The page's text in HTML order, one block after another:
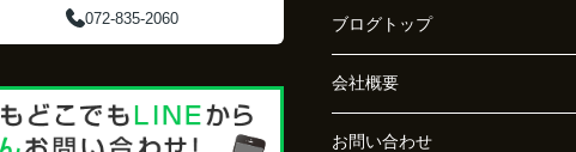
072-835-2060 ブログトップ
会社概要
お問い合わせ